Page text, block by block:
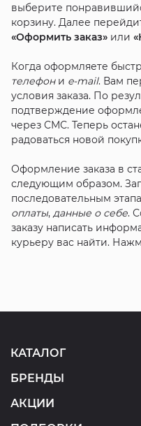
выберите
корзину. Далее
«Оформить заказ»или
Когда оформляете
телефони e-mail. Вам
условия заказа. По
подтверждение
через СМС. Теперь
радоваться новой
Оформление заказа в
следующим образом.
последовательным
оплаты, данные о себе.
заказу написать
курьеру вас найти.
КАТАЛОГ
БРЕНДЫ
АКЦИИ